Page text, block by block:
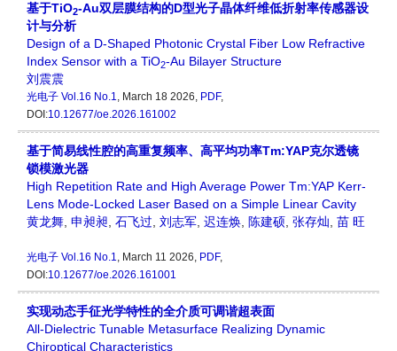
基于TiO2-Au双层膜结构的D型光子晶体纤维低折射率传感器设
计与分析
Design of a D-Shaped Photonic Crystal Fiber Low Refractive
Index Sensor with a TiO2-Au Bilayer Structure
刘震震
光电子 Vol.16 No.1, March 18 2026, PDF,
DOI:10.12677/oe.2026.161002
基于简易线性腔的高重复频率、高平均功率Tm:YAP克尔透镜
锁模激光器
High Repetition Rate and High Average Power Tm:YAP Kerr-
Lens Mode-Locked Laser Based on a Simple Linear Cavity
黄龙舞 申昶昶 石飞过 刘志军 迟连焕 陈建硕 张存灿 苗 旺
光电子 Vol.16 No.1, March 11 2026, PDF,
DOI:10.12677/oe.2026.161001
实现动态手征光学特性的全介质可调谐超表面
All-Dielectric Tunable Metasurface Realizing Dynamic
Chiroptical Characteristics